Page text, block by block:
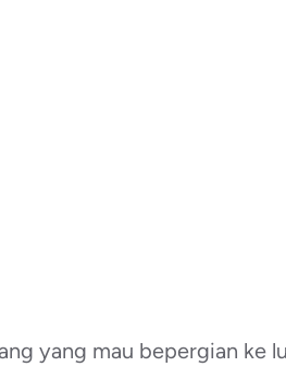
yang mau bepergian ke